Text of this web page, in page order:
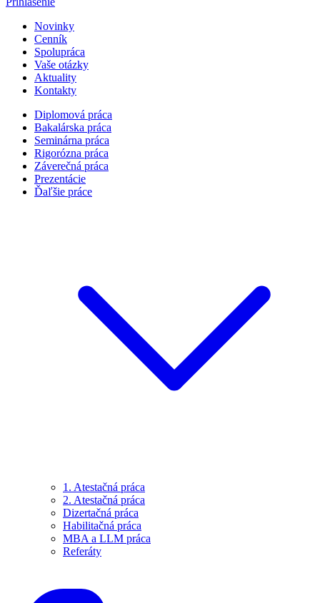
Novinky
Cenník
Spolupráca
Vaše otázky
Aktuality
Kontakty
Diplomová práca
Bakalárska práca
Seminárna práca
Rigorózna práca
Záverečná práca
Prezentácie
Ďaľšie práce
1. Atestačná práca
2. Atestačná práca
Dizertačná práca
Habilitačná práca
MBA a LLM práca
Referáty